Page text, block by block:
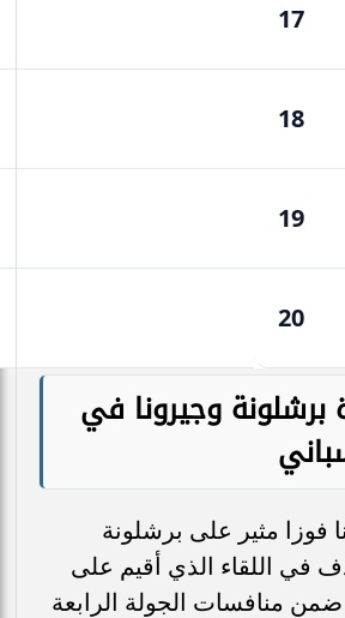
17
18
19
20
برشلونة وجيرونا في
فوزا مثير على برشلونة
في اللقاء الذي أقيم على
منافسات الجولة الرابعة